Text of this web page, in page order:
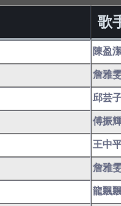
歌
陳盈
詹雅
邱芸
傅振
王中
詹雅
龍飄